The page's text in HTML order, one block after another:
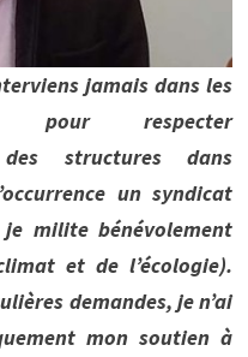
jamais dans les
pour respecter
des structures dans
un syndicat
milite bénévolement
et de l’écologie).
demandes, je n’ai
mon soutien à